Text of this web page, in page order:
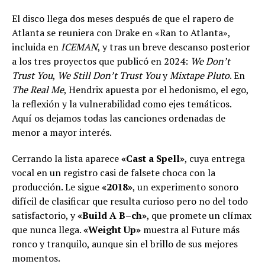
El disco llega dos meses después de que el rapero de
Atlanta se reuniera con Drake en «Ran to Atlanta»,
incluida en ICEMAN, y tras un breve descanso posterior
a los tres proyectos que publicó en 2024: We Don’t
Trust You, We Still Don’t Trust YouyMixtape Pluto. En
The Real Me, Hendrix apuesta por el hedonismo, el ego,
la reflexión y la vulnerabilidad como ejes temáticos.
Aquí os dejamos todas las canciones ordenadas de
menor a mayor interés.
Cerrando la lista aparece«Cast a Spell», cuya entrega
vocal en un registro casi de falsete choca con la
producción. Le sigue«2018», un experimento sonoro
difícil de clasificar que resulta curioso pero no del todo
satisfactorio, y«Build A B–ch», que promete un clímax
que nunca llega.«Weight Up» muestra al Future más
ronco y tranquilo, aunque sin el brillo de sus mejores
momentos.